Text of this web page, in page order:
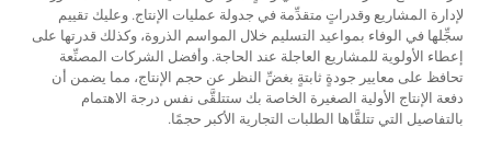
لإدارة المشاريع وقدراتٍ متقدِّمة في جدولة عمليات الإنتاج. وعليك تقييم
سجِّلها في الوفاء بمواعيد التسليم خلال المواسم الذروة، وكذلك قدرتها على
إعطاء الأولوية للمشاريع العاجلة عند الحاجة. وأفضل الشركات المصنِّعة
تحافظ على معايير جودةٍ ثابتةٍ بغضِّ النظر عن حجم الإنتاج، مما يضمن أن
دفعة الإنتاج الأولية الصغيرة الخاصة بك ستتلقَّى نفس درجة الاهتمام
بالتفاصيل التي تتلقَّاها الطلبات التجارية الأكبر حجمًا.